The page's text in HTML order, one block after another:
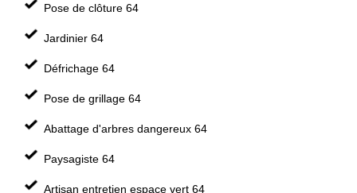
Pose de clôture 64
Jardinier 64
Défrichage 64
Pose de grillage 64
Abattage d'arbres dangereux 64
Paysagiste 64
Artisan entretien espace vert 64